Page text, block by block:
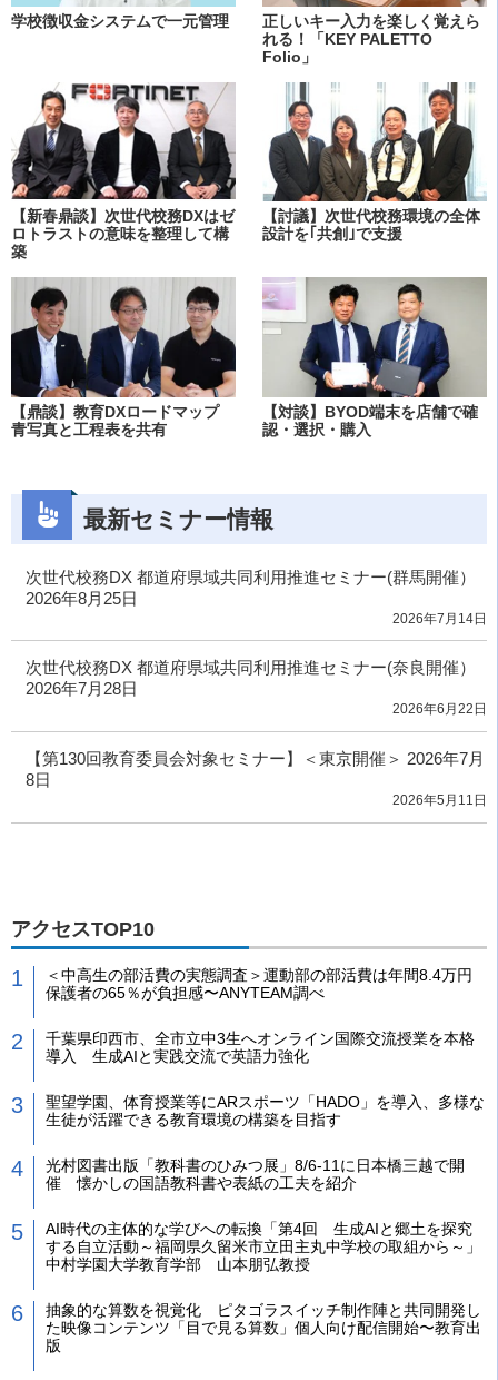
学校徴収金システムで一元管理
正しいキー入力を楽しく覚えら
れる！「KEY PALETTO
Folio」
【新春鼎談】次世代校務DXはゼ
ロトラストの意味を整理して構
築
【討議】次世代校務環境の全体
設計を｢共創｣で支援
【鼎談】教育DXロードマップ
青写真と工程表を共有
【対談】BYOD端末を店舗で確
認・選択・購入
最新セミナー情報
次世代校務DX 都道府県域共同利用推進セミナー(群馬開催）
2026年8月25日
2026年7月14日
次世代校務DX 都道府県域共同利用推進セミナー(奈良開催）
2026年7月28日
2026年6月22日
【第130回教育委員会対象セミナー】＜東京開催＞ 2026年7月
8日
2026年5月11日
アクセスTOP10
＜中高生の部活費の実態調査＞運動部の部活費は年間8.4万円
保護者の65％が負担感〜ANYTEAM調べ
千葉県印西市、全市立中3生へオンライン国際交流授業を本格
導入 生成AIと実践交流で英語力強化
聖望学園、体育授業等にARスポーツ「HADO」を導入、多様な
生徒が活躍できる教育環境の構築を目指す
光村図書出版「教科書のひみつ展」8/6-11に日本橋三越で開
催 懐かしの国語教科書や表紙の工夫を紹介
AI時代の主体的な学びへの転換「第4回 生成AIと郷土を探究
する自立活動～福岡県久留米市立田主丸中学校の取組から～」
中村学園大学教育学部 山本朋弘教授
抽象的な算数を視覚化 ピタゴラスイッチ制作陣と共同開発し
た映像コンテンツ「目で見る算数」個人向け配信開始〜教育出
版